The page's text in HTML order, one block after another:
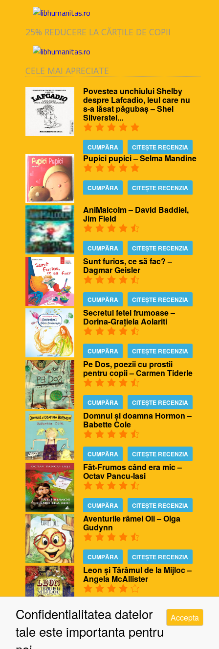
Confidentialitatea datelor
tale este importanta pentru
Accepta
25% REDUCERE LA CĂRȚILE DE COPII
CELE MAI APRECIATE
Povestea unchiului Shelby
despre Lafcadio, leul care nu
s-a lăsat păgubaș – Shel
Silverstei...
CUMPĂRA CITEȘTE RECENZIA
Pupici pupici – Selma Mandine
CUMPĂRA CITEȘTE RECENZIA
AniMalcolm – David Baddiel,
Jim Field
CUMPĂRA CITEȘTE RECENZIA
Sunt furios, ce să fac? –
Dagmar Geisler
CUMPĂRA CITEȘTE RECENZIA
Secretul fetei frumoase –
Dorina-Grațiela Aolariti
CUMPĂRA CITEȘTE RECENZIA
Pe Dos, poezii cu prostii
pentru copii – Carmen Tiderle
CUMPĂRA CITEȘTE RECENZIA
Domnul și doamna Hormon –
Babette Cole
CUMPĂRA CITEȘTE RECENZIA
Făt-Frumos când era mic –
Octav Pancu-Iasi
CUMPĂRA CITEȘTE RECENZIA
Aventurile râmei Oli – Olga
Gudynn
CUMPĂRA CITEȘTE RECENZIA
Leon și Tărâmul de la Mijloc –
Angela McAllister
CUMPĂRA CITEȘTE RECENZIA
Biblioteca ursului – Poppy
Bishop, Alison Edgson